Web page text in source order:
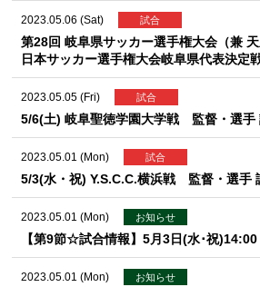
2023.05.06 (Sat) 試合
第28回 岐阜県サッカー選手権大会（兼
日本サッカー選手権大会岐阜県代表決定
2023.05.05 (Fri) 試合
5/6(土) 岐阜聖徳学園大学戦 監督・選手
2023.05.01 (Mon) 試合
5/3(水・祝) Y.S.C.C.横浜戦 監督・選手
2023.05.01 (Mon) お知らせ
【第9節☆試合情報】5月3日(水･祝
2023.05.01 (Mon) お知らせ